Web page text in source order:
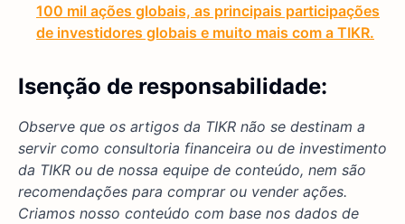
100 mil ações globais, as principais participações
de investidores globais e muito mais com a TIKR.
Isenção de responsabilidade:
Observe que os artigos da TIKR não se destinam a
servir como consultoria financeira ou de investimento
da TIKR ou de nossa equipe de conteúdo, nem são
recomendações para comprar ou vender ações.
Criamos nosso conteúdo com base nos dados de